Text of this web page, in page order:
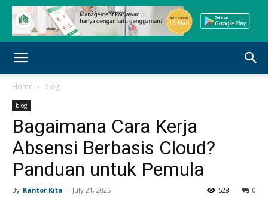
Home blog
blog
Bagaimana Cara Kerja
Absensi Berbasis Cloud?
Panduan untuk Pemula
By Kantor Kita - July 21, 2025 0
528